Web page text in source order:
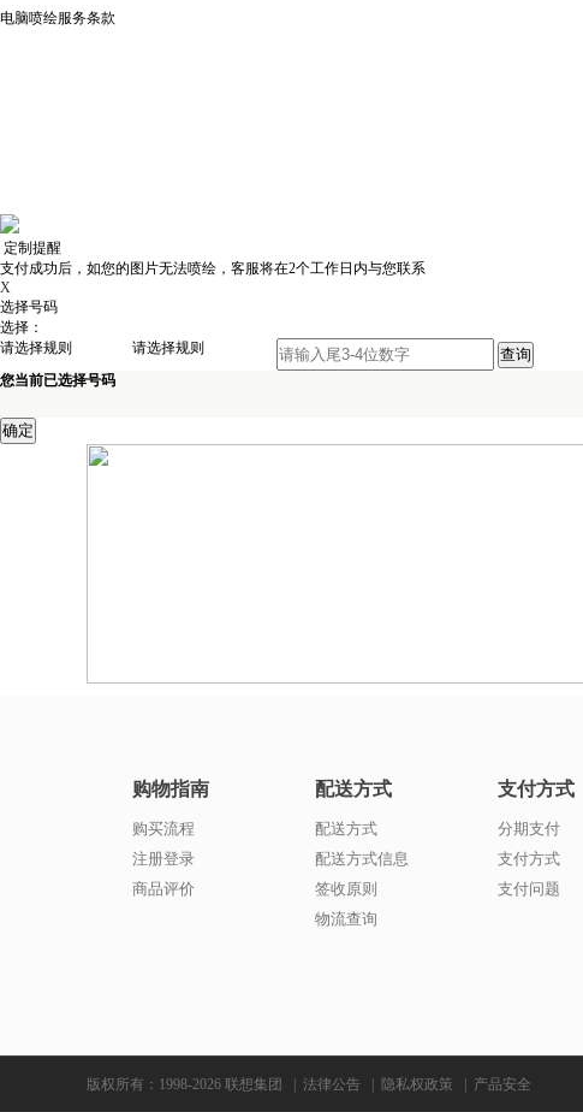
电脑喷绘服务条款
定制提醒
支付成功后，如您的图片无法喷绘，客服将在2个工作日内与您联系
X
选择号码
选择：
请选择规则
请选择规则
您当前已选择号码
购物指南
购买流程
注册登录
商品评价
配送方式
配送方式
配送方式信息
签收原则
物流查询
支付方式
分期支付
支付方式
支付问题
版权所有：1998-2026 联想集团 法律公告 隐私权政策 产品安全